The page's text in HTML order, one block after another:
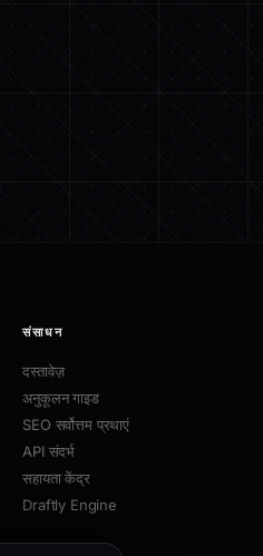
संसाधन
दस्तावेज़
अनुकूलन गाइड
SEO सर्वोत्तम प्रथाएं
API संदर्भ
सहायता केंद्र
Draftly Engine